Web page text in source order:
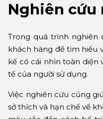
Nghiên cứu
Trong quá trình nghiên
khách hàng để tìm hiểu
kế có cái nhìn toàn diện
tế của người sử dụng.
Việc nghiên cứu cũng
sở thích và hạn chế về